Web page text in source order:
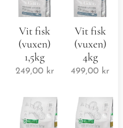
Vit fisk
(vuxen)
1,5kg
249,00kr
Vit fisk
(vuxen)
4kg
499,00 kr